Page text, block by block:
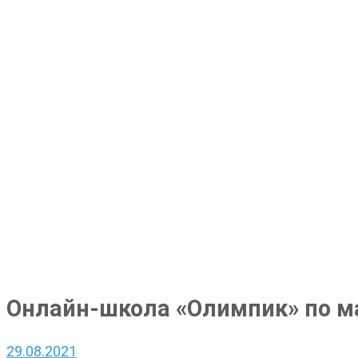
Онлайн-школа «Олимпик» по
29.08.2021